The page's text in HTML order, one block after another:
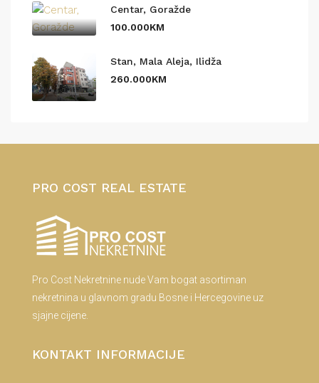
Centar, Goražde
100.000KM
Stan, Mala Aleja, Ilidža
260.000KM
PRO COST REAL ESTATE
Pro Cost Nekretnine nude Vam bogat asortiman
nekretnina u glavnom gradu Bosne i Hercegovine uz
sjajne cijene.
KONTAKT INFORMACIJE